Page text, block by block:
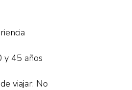
y 45 años
viajar: No